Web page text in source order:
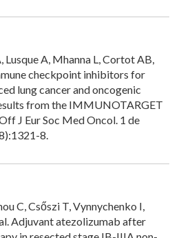
Lusque A, Mhanna L, Cortot AB,
checkpoint inhibitors for
lung cancer and oncogenic
from the IMMUNOTARGET
J Eur Soc Med Oncol. 1 de
8.
C, Csőszi T, Vynnychenko I,
Adjuvant atezolizumab after